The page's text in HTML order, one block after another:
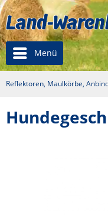
Menü
Reflektoren, Maulkörbe,